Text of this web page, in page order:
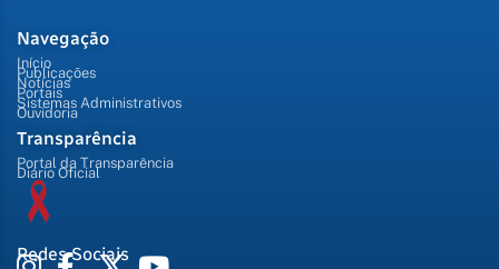
Navegação
Início
Publicações
Notícias
Portais
Sistemas Administrativos
Ouvidoria
Transparência
Portal da Transparência
Diário Oficial
Redes Sociais